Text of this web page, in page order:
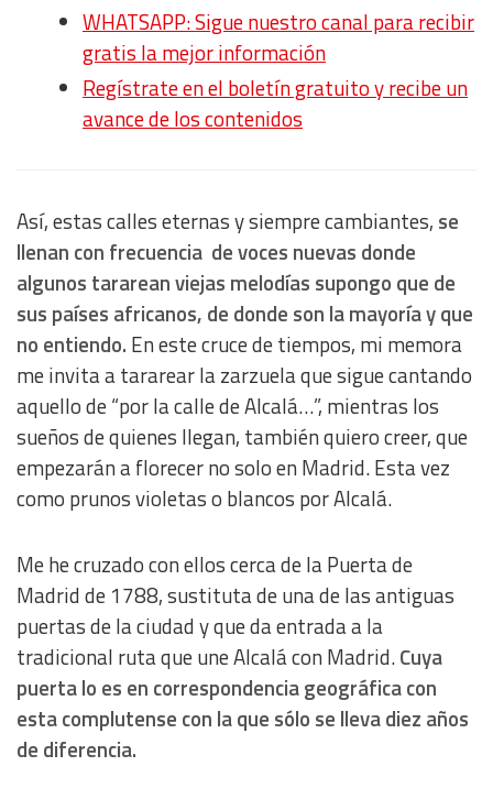
WHATSAPP: Sigue nuestro canal para recibir
gratis la mejor información
Regístrate en el boletín gratuito y recibe un
avance de los contenidos
Así, estas calles eternas y siempre cambiantes, se
llenan con frecuencia de voces nuevas donde
algunos tararean viejas melodías supongo que de
sus países africanos, de donde son la mayoría y que
no entiendo. En este cruce de tiempos, mi memora
me invita a tararear la zarzuela que sigue cantando
aquello de “por la calle de Alcalá…”, mientras los
sueños de quienes llegan, también quiero creer, que
empezarán a florecer no solo en Madrid. Esta vez
como prunos violetas o blancos por Alcalá.
Me he cruzado con ellos cerca de la Puerta de
Madrid de 1788, sustituta de una de las antiguas
puertas de la ciudad y que da entrada a la
tradicional ruta que une Alcalá con Madrid.Cuya
puerta lo es en correspondencia geográfica con
esta complutense con la que sólo se lleva diez años
de diferencia.